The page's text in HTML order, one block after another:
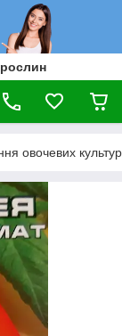
овочевих культур